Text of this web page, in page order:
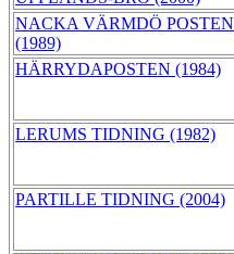
NACKA VÄRMDÖ POSTEN
(1989)
HÄRRYDAPOSTEN (1984)
LERUMS TIDNING (1982)
PARTILLE TIDNING (2004)